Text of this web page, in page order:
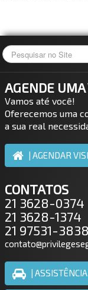
AGENDE
Vamos até você!
Oferecemos uma
a sua real
| AGENDAR
CONTATOS
21 3628-0374
21 3628-1374
21 97531-3838
|